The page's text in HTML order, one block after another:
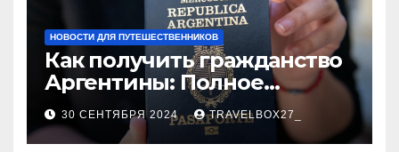
НОВОСТИ ДЛЯ ПУТЕШЕСТВЕННИКОВ
Как получить гражданство
Аргентины: Полное
руководство
30 СЕНТЯБРЯ 2024 TRAVELBOX27_